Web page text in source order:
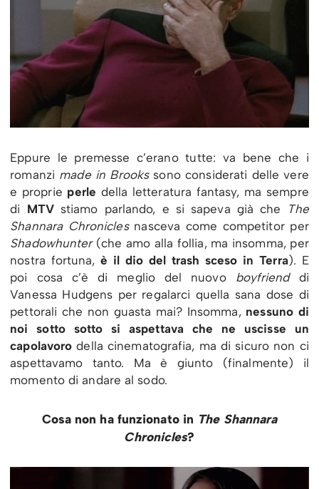
Eppure le premesse c’erano tutte: va bene che i
romanzi made in Brookssono considerati delle vere
e proprie perle della letteratura fantasy, ma sempre
di MTVstiamo parlando, e si sapeva già che The
Shannara Chroniclesnasceva come competitor per
Shadowhunter(che amo alla follia, ma insomma, per
nostra fortuna,è il dio del trash sceso in Terra). E
poi cosa c’è di meglio del nuovo boyfrienddi
Vanessa Hudgens per regalarci quella sana dose di
pettorali che non guasta mai? Insomma, nessuno di
noi sotto sotto si aspettava che ne uscisse un
capolavoro della cinematografia, ma di sicuro non ci
aspettavamo tanto. Ma è giunto (finalmente) il
momento di andare al sodo.
Cosa non ha funzionato in The Shannara
Chronicles?